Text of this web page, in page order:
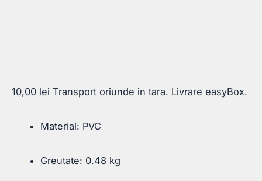
10,00 lei Transport oriunde in tara. Livrare easyBox.
Material: PVC
Greutate: 0.48 kg